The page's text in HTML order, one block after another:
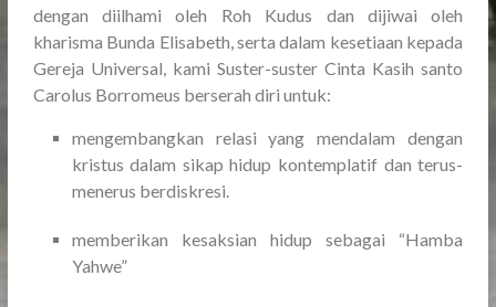
dengan diilhami oleh Roh Kudus dan dijiwai oleh
kharisma Bunda Elisabeth, serta dalam kesetiaan kepada
Gereja Universal, kami Suster-suster Cinta Kasih santo
Carolus Borromeus berserah diri untuk:
mengembangkan relasi yang mendalam dengan
kristus dalam sikap hidup kontemplatif dan terus-
menerus berdiskresi.
memberikan kesaksian hidup sebagai “Hamba
Yahwe”